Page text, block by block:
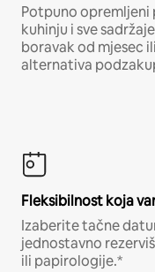
Potpuno opremljeni
kuhinju i sve
boravak od mjesec
alternativa
Fleksibilnost koja
Izaberite tačne
jednostavno
ili papirologije.*